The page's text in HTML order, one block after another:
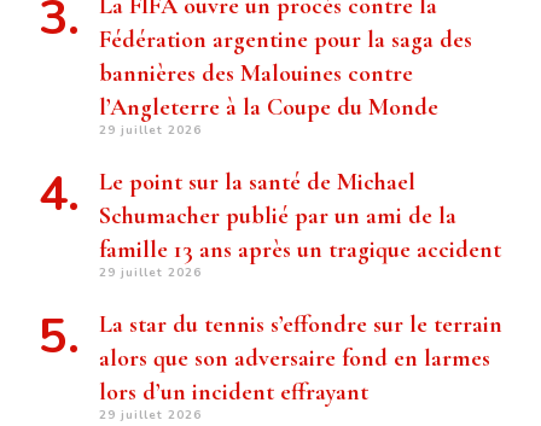
La FIFA ouvre un procès contre la
Fédération argentine pour la saga des
bannières des Malouines contre
l’Angleterre à la Coupe du Monde
29 juillet 2026
Le point sur la santé de Michael
Schumacher publié par un ami de la
famille 13 ans après un tragique accident
29 juillet 2026
La star du tennis s’effondre sur le terrain
alors que son adversaire fond en larmes
lors d’un incident effrayant
29 juillet 2026